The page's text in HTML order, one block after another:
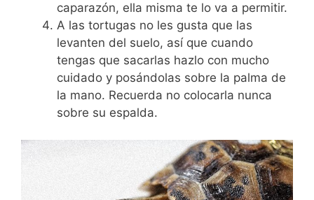
caparazón, ella misma te lo va a permitir.
A las tortugas no les gusta que las
levanten del suelo, así que cuando
tengas que sacarlas hazlo con mucho
cuidado y posándolas sobre la palma de
la mano. Recuerda no colocarla nunca
sobre su espalda.